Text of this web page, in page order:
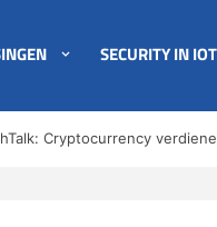
SECURITY IN IOT
Cryptocurrency